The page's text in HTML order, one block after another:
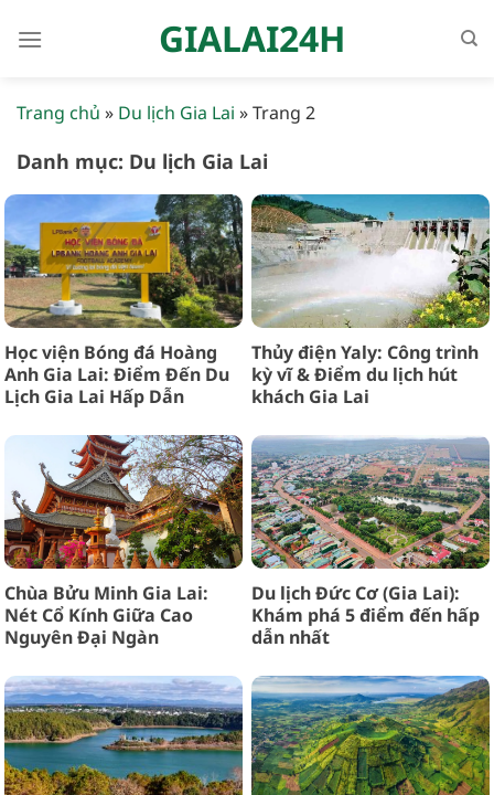
qua
GIALAI24H
Trang chủ » Du lịch Gia Lai »Trang 2
Danh mục: Du lịch Gia Lai
Học viện Bóng đá Hoàng
Anh Gia Lai: Điểm Đến Du
Lịch Gia Lai Hấp Dẫn
Thủy điện Yaly: Công trình
kỳ vĩ & Điểm du lịch hút
khách Gia Lai
Chùa Bửu Minh Gia Lai:
Nét Cổ Kính Giữa Cao
Nguyên Đại Ngàn
Du lịch Đức Cơ (Gia Lai):
Khám phá 5 điểm đến hấp
dẫn nhất